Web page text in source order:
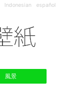
Indonesian español
風景